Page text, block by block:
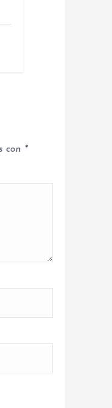
con *